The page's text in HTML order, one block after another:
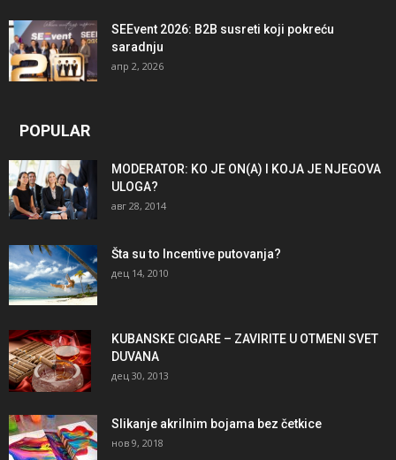
SEEvent 2026: B2B susreti koji pokreću
saradnju
апр 2, 2026
POPULAR
MODERATOR: KO JE ON(A) I KOJA JE NJEGOVA
ULOGA?
авг 28, 2014
Šta su to Incentive putovanja?
дец 14, 2010
KUBANSKE CIGARE – ZAVIRITE U OTMENI SVET
DUVANA
дец 30, 2013
Slikanje akrilnim bojama bez četkice
нов 9, 2018